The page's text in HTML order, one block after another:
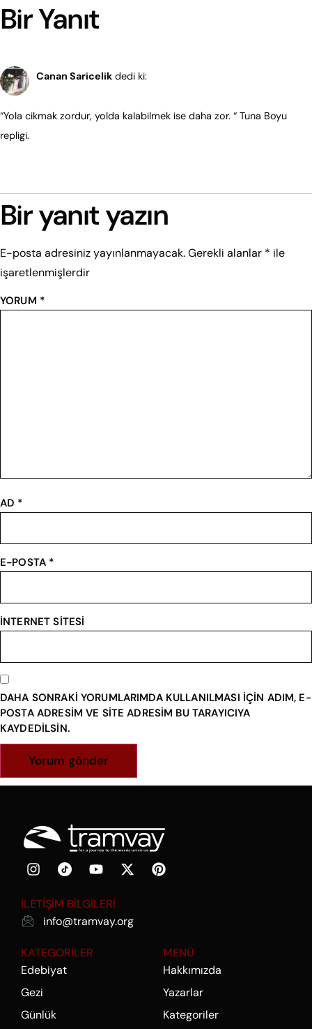
Bir Yanıt
Canan Saricelik dedi ki:
“Yola cikmak zordur, yolda kalabilmek ise daha zor. “ Tuna Boyu
repligi.
Bir yanıt yazın
E-posta adresiniz yayınlanmayacak.Gerekli alanlar * ile
işaretlenmişlerdir
YORUM *
AD *
E-POSTA *
İNTERNET SITESI
DAHA SONRAKI YORUMLARIMDA KULLANILMASI IÇIN ADIM, E-
POSTA ADRESIM VE SITE ADRESIM BU TARAYICIYA
KAYDEDILSIN.
İLETİŞİM BİLGİLERİ
info@tramvay.org
KATEGORİLER
Edebiyat
Gezi
Günlük
MENÜ
Hakkımızda
Yazarlar
Kategoriler